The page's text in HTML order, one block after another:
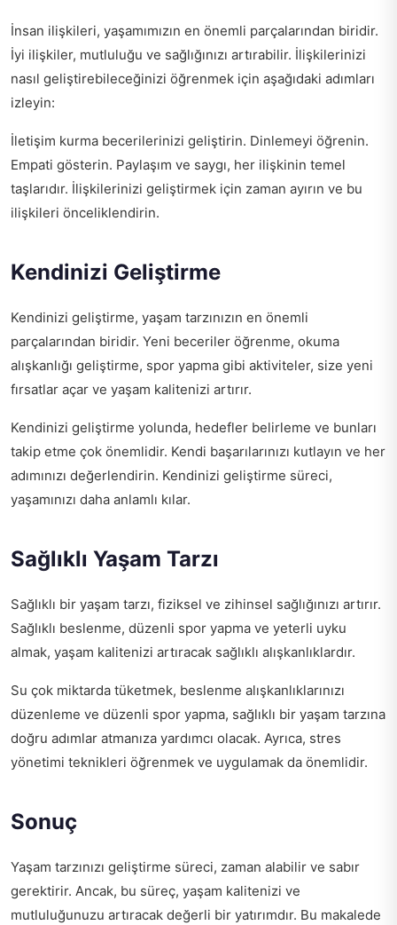
İnsan ilişkileri, yaşamımızın en önemli parçalarından biridir.
İyi ilişkiler, mutluluğu ve sağlığınızı artırabilir. İlişkilerinizi
nasıl geliştirebileceğinizi öğrenmek için aşağıdaki adımları
izleyin:
İletişim kurma becerilerinizi geliştirin. Dinlemeyi öğrenin.
Empati gösterin. Paylaşım ve saygı, her ilişkinin temel
taşlarıdır. İlişkilerinizi geliştirmek için zaman ayırın ve bu
ilişkileri önceliklendirin.
Kendinizi Geliştirme
Kendinizi geliştirme, yaşam tarzınızın en önemli
parçalarından biridir. Yeni beceriler öğrenme, okuma
alışkanlığı geliştirme, spor yapma gibi aktiviteler, size yeni
fırsatlar açar ve yaşam kalitenizi artırır.
Kendinizi geliştirme yolunda, hedefler belirleme ve bunları
takip etme çok önemlidir. Kendi başarılarınızı kutlayın ve her
adımınızı değerlendirin. Kendinizi geliştirme süreci,
yaşamınızı daha anlamlı kılar.
Sağlıklı Yaşam Tarzı
Sağlıklı bir yaşam tarzı, fiziksel ve zihinsel sağlığınızı artırır.
Sağlıklı beslenme, düzenli spor yapma ve yeterli uyku
almak, yaşam kalitenizi artıracak sağlıklı alışkanlıklardır.
Su çok miktarda tüketmek, beslenme alışkanlıklarınızı
düzenleme ve düzenli spor yapma, sağlıklı bir yaşam tarzına
doğru adımlar atmanıza yardımcı olacak. Ayrıca, stres
yönetimi teknikleri öğrenmek ve uygulamak da önemlidir.
Sonuç
Yaşam tarzınızı geliştirme süreci, zaman alabilir ve sabır
gerektirir. Ancak, bu süreç, yaşam kalitenizi ve
mutluluğunuzu artıracak değerli bir yatırımdır. Bu makalede